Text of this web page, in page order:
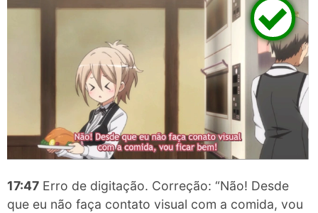
17:47 Erro de digitação. Correção: “Não! Desde
que eu não faça contato visual com a comida, vou